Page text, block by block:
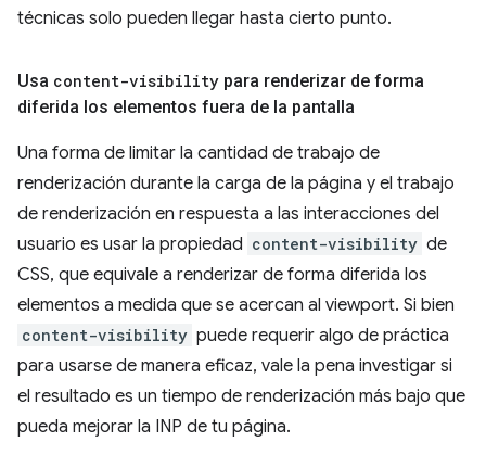
técnicas solo pueden llegar hasta cierto punto.
Usa content-visibility para renderizar de forma
diferida los elementos fuera de la pantalla
Una forma de limitar la cantidad de trabajo de
renderización durante la carga de la página y el trabajo
de renderización en respuesta a las interacciones del
usuario es usar la propiedad content-visibility de
CSS, que equivale a renderizar de forma diferida los
elementos a medida que se acercan al viewport. Si bien
content-visibility puede requerir algo de práctica
para usarse de manera eficaz, vale la pena investigar si
el resultado es un tiempo de renderización más bajo que
pueda mejorar la INP de tu página.